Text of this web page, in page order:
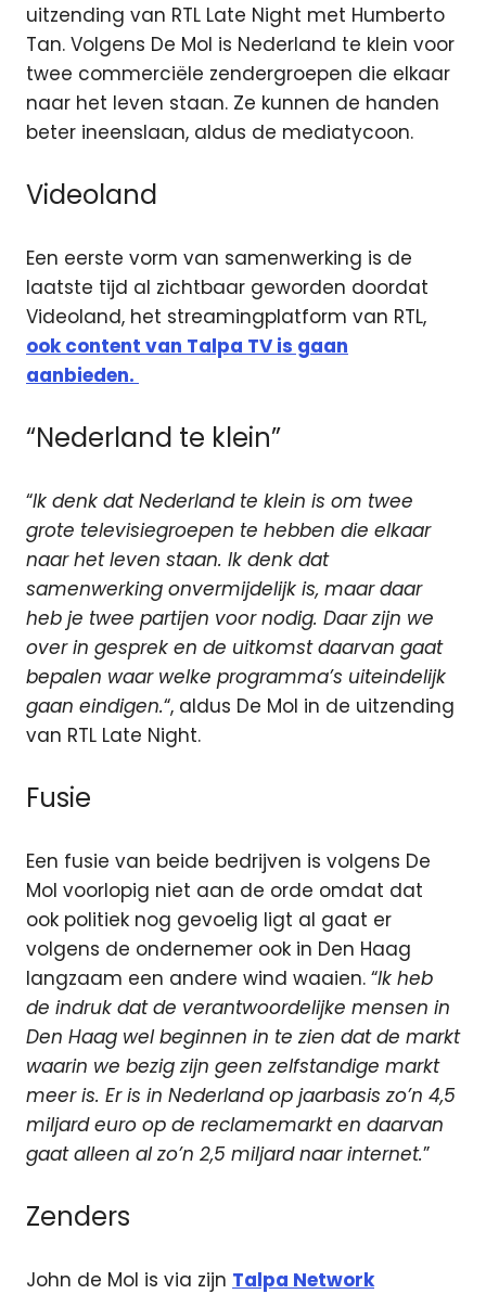
uitzending van RTL Late Night met Humberto
Tan. Volgens De Mol is Nederland te klein voor
twee commerciële zendergroepen die elkaar
naar het leven staan. Ze kunnen de handen
beter ineenslaan, aldus de mediatycoon.
Videoland
Een eerste vorm van samenwerking is de
laatste tijd al zichtbaar geworden doordat
Videoland, het streamingplatform van RTL,
ook content van Talpa TV is gaan
aanbieden.
“Nederland te klein”
“Ik denk dat Nederland te klein is om twee
grote televisiegroepen te hebben die elkaar
naar het leven staan. Ik denk dat
samenwerking onvermijdelijk is, maar daar
heb je twee partijen voor nodig. Daar zijn we
over in gesprek en de uitkomst daarvan gaat
bepalen waar welke programma’s uiteindelijk
gaan eindigen.“, aldus De Mol in de uitzending
van RTL Late Night.
Fusie
Een fusie van beide bedrijven is volgens De
Mol voorlopig niet aan de orde omdat dat
ook politiek nog gevoelig ligt al gaat er
volgens de ondernemer ook in Den Haag
langzaam een andere wind waaien. “Ik heb
de indruk dat de verantwoordelijke mensen in
Den Haag wel beginnen in te zien dat de markt
waarin we bezig zijn geen zelfstandige markt
meer is. Er is in Nederland op jaarbasis zo’n 4,5
miljard euro op de reclamemarkt en daarvan
gaat alleen al zo’n 2,5 miljard naar internet.”
Zenders
John de Mol is via zijn Talpa Network